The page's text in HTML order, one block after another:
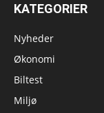
KATEGORIER
Nyheder
Økonomi
Biltest
Miljø